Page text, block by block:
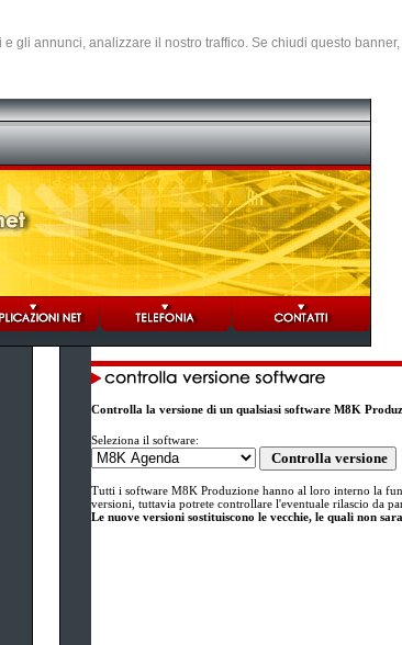
gli annunci, analizzare il nostro traffico. Se chiudi questo
Controlla la versione di un qualsiasi software M8K
Seleziona il software:
Tutti i software M8K Produzione hanno al loro interno la
versioni, tuttavia potrete controllare l'eventuale rilascio da
Le nuove versioni sostituiscono le vecchie, le quali non